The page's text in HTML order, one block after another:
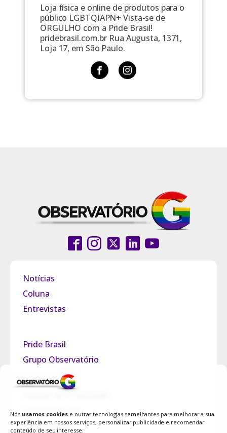
Nós usamos cookies e outras tecnologias semelhantes para melhorar a sua
experiência em nossos serviços, personalizar publicidade e recomendar
conteúdo de seu interesse.
Loja física e online de produtos para o
público LGBTQIAPN+ Vista-se de
ORGULHO com a Pride Brasil!
pridebrasil.com.br Rua Augusta, 1371,
Loja 17, em São Paulo.
Notícias
Coluna
Entrevistas
Pride Brasil
Grupo Observatório
Termos de Uso
Fale Conosco